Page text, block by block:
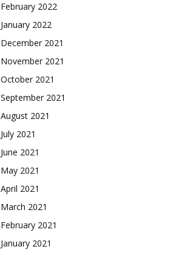
February 2022
January 2022
December 2021
November 2021
October 2021
September 2021
August 2021
July 2021
June 2021
May 2021
April 2021
March 2021
February 2021
January 2021